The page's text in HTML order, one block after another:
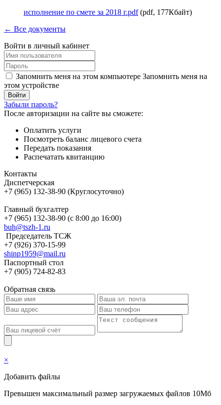
исполнение по смете за 2018 г.pdf(pdf, 177Кбайт)
← Все документы
Войти в личный кабинет
Запомнить меня на этом компьютере Запомнить меня на
этом устройстве
Забыли пароль?
После авторизации на сайте вы сможете:
Оплатить услуги
Посмотреть баланс лицевого счета
Передать показания
Распечатать квитанцию
Контакты
Диспетчерская
+7 (965) 132-38-90 (Круглосуточно)
Главный бухгалтер
+7 (965) 132-38-90 (с 8:00 до 16:00)
buh@tszh-1.ru
Председатель ТСЖ
+7 (926) 370-15-99
shinp1959@mail.ru
Паспортный стол
+7 (905) 724-82-83
Обратная связь
×
Добавить файлы
Превышен максимальный размер загружаемых файлов 10Мб